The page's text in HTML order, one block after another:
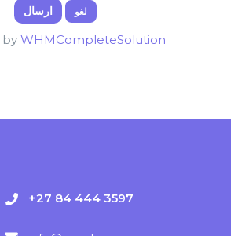
لغو
by WHMCompleteSolution
+27 84 444 3597